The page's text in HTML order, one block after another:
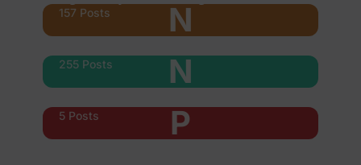
N
157 Posts
N
255 Posts
P
5 Posts